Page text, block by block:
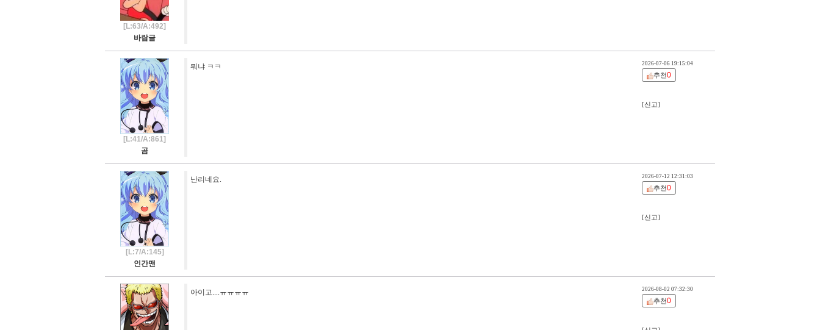
[L:63/A:492]
바람글
[L:41/A:861]
곰
뭐냐 ㅋㅋ 2026-07-06 19:15:04
추천0
[신고]
[L:7/A:145]
인간맨
난리네요. 2026-07-12 12:31:03
추천0
[신고]
아이고....ㅠㅠㅠㅠ 2026-08-02 07:32:30
추천0